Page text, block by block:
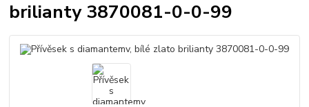
brilianty 3870081-0-0-99